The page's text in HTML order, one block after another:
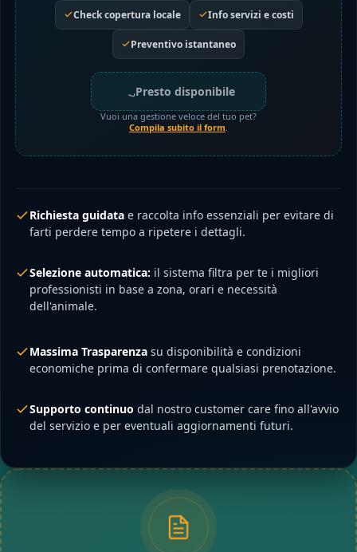
Check copertura locale Info servizi e costi
Preventivo istantaneo
Presto disponibile
Vuoi una gestione veloce del tuo pet?
Compila subito il form
Richiesta guidata e raccolta info essenziali per evitare di
farti perdere tempo a ripetere i dettagli.
Selezione automatica: il sistema filtra per te i migliori
professionisti in base a zona, orari e necessità
dell'animale.
Massima Trasparenza su disponibilità e condizioni
economiche prima di confermare qualsiasi prenotazione.
Supporto continuo dal nostro customer care fino all'avvio
del servizio e per eventuali aggiornamenti futuri.